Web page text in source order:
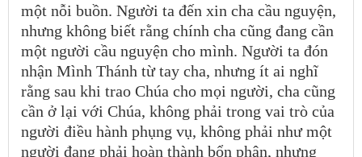
một nỗi buồn. Người ta đến xin cha cầu nguyện,
nhưng không biết rằng chính cha cũng đang cần
một người cầu nguyện cho mình. Người ta đón
nhận Mình Thánh từ tay cha, nhưng ít ai nghĩ
rằng sau khi trao Chúa cho mọi người, cha cũng
cần ở lại với Chúa, không phải trong vai trò của
người điều hành phụng vụ, không phải như một
người đang phải hoàn thành bổn phận, nhưng